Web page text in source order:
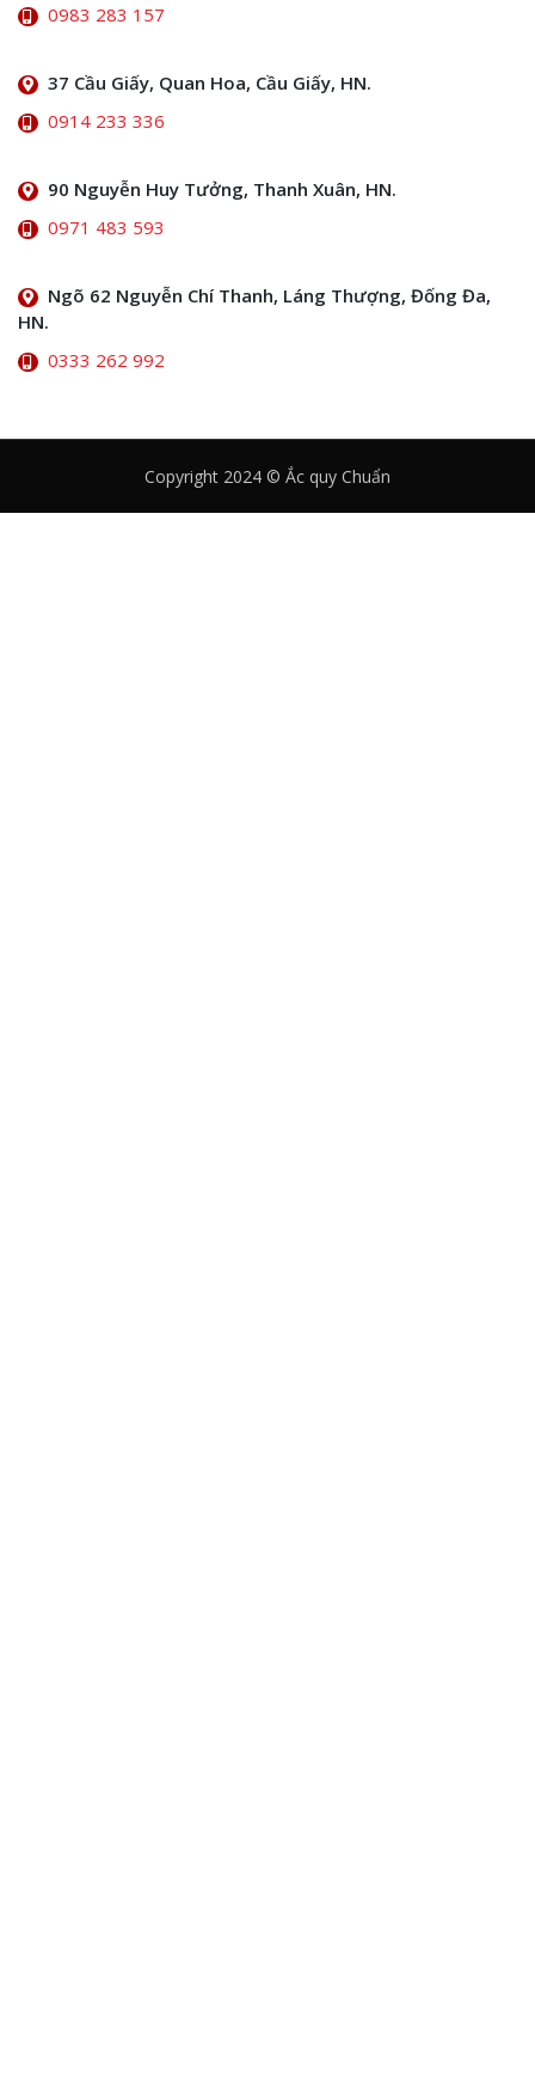
0983 283 157
37 Cầu Giấy, Quan Hoa, Cầu Giấy, HN.
0914 233 336
90 Nguyễn Huy Tưởng, Thanh Xuân, HN.
0971 483 593
Ngõ 62 Nguyễn Chí Thanh, Láng Thượng, Đống Đa,
HN.
0333 262 992
Copyright 2024 © Ắc quy Chuẩn